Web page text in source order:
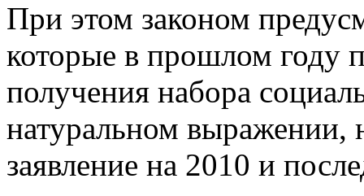
При этом законом
которые в прошлом году
получения набора
натуральном выражении,
заявление на 2010 и